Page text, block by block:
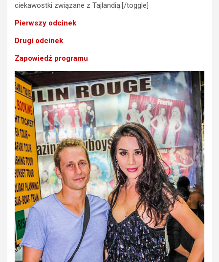
ciekawostki związane z Tajlandią.[/toggle]
Pierwszy odcinek
Drugi odcinek
Zapowiedź programu